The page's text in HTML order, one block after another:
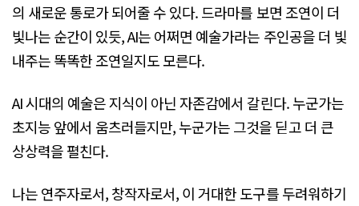
의 새로운 통로가 되어줄 수 있다. 드라마를 보면 조연이 더
빛나는 순간이 있듯, AI는 어쩌면 예술가라는 주인공을 더 빛
내주는 똑똑한 조연일지도 모른다.
AI 시대의 예술은 지식이 아닌 자존감에서 갈린다. 누군가는
초지능 앞에서 움츠러들지만, 누군가는 그것을 딛고 더 큰
상상력을 펼친다.
나는 연주자로서, 창작자로서, 이 거대한 도구를 두려워하기